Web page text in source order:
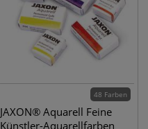
48 Farben
JAXON® Aquarell Feine
Künstler-Aquarellfarben